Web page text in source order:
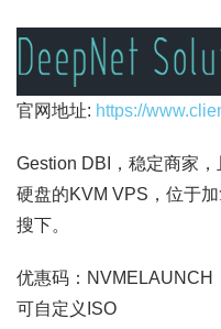
官网地址: https://
Gestion DBI，稳定商家
硬盘的KVM VPS，位于
搜下。
优惠码：NVMELAUNCH
可自定义ISO